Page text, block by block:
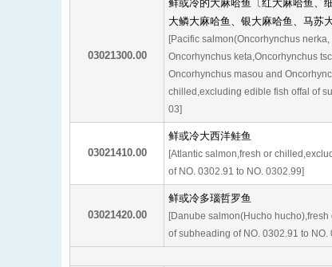
03021300.00
鲜或冷的大麻哈鱼〔红大麻哈鱼、
大鳞大麻哈鱼、银大麻哈鱼、马苏
[Pacific salmon(Oncorhynchus
Oncorhynchus keta,Oncorhynchus
Oncorhynchus masou and
chilled,excluding edible fish offal of
03]
03021410.00
鲜或冷大西洋鲑鱼
[Atlantic salmon,fresh or
of NO. 0302.91 to NO. 0302.99]
03021420.00
鲜或冷多瑙哲罗鱼
[Danube salmon(Hucho
of subheading of NO. 0302.91 to NO.